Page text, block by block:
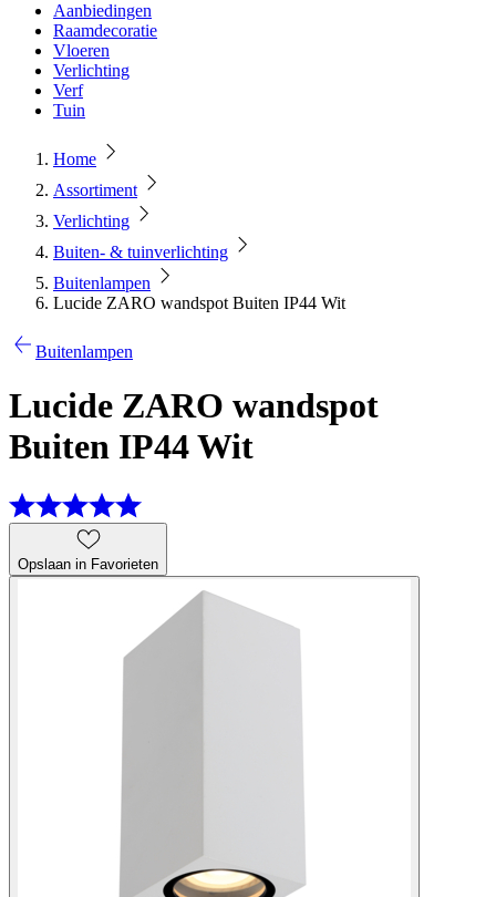
Aanbiedingen
Raamdecoratie
Vloeren
Verlichting
Verf
Tuin
Home
Assortiment
Verlichting
Buiten- & tuinverlichting
Buitenlampen
Lucide ZARO wandspot Buiten IP44 Wit
Buitenlampen
Lucide ZARO wandspot
Buiten IP44 Wit
Opslaan in Favorieten